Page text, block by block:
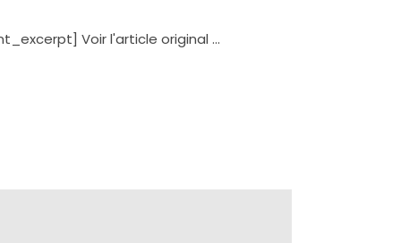
Voir l'article original ...